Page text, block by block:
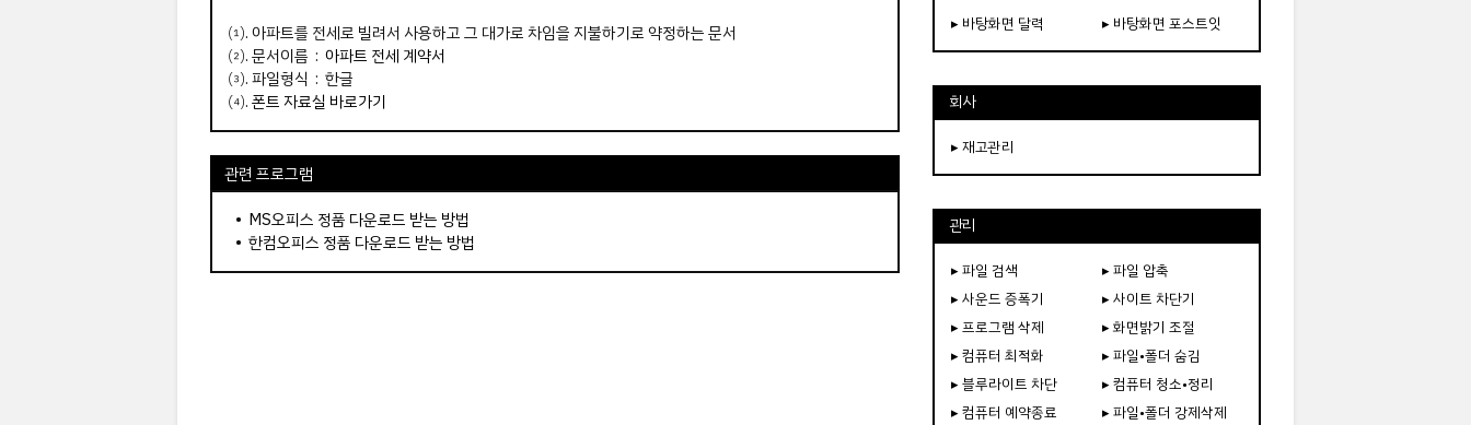
⑴. 아파트를 전세로 빌려서 사용하고 그 대가로 차임을 지불하기로 약정하는 문서
⑵. 문서이름 : 아파트 전세 계약서
⑶. 파일형식 : 한글
⑷.폰트 자료실 바로가기
관련 프로그램
• MS오피스 정품 다운로드 받는 방법
• 한컴오피스 정품 다운로드 받는 방법
▸ 바탕화면 달력 ▸ 바탕화면 포스트잇
회사
▸ 재고관리
관리
▸ 파일 검색
▸ 파일 압축
▸ 사운드 증폭기
▸ 사이트 차단기
▸ 프로그램 삭제
▸ 화면밝기 조절
▸ 컴퓨터 최적화
▸ 파일•폴더 숨김
▸ 블루라이트 차단
▸ 컴퓨터 청소•정리
▸ 컴퓨터 예약종료
▸ 파일•폴더 강제삭제